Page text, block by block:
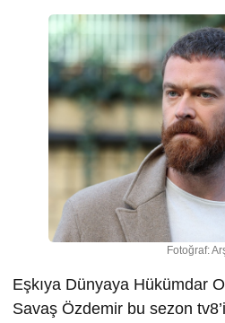
Fotoğraf:
Eşkıya Dünyaya Hükümdar
Savaş Özdemir bu sezon